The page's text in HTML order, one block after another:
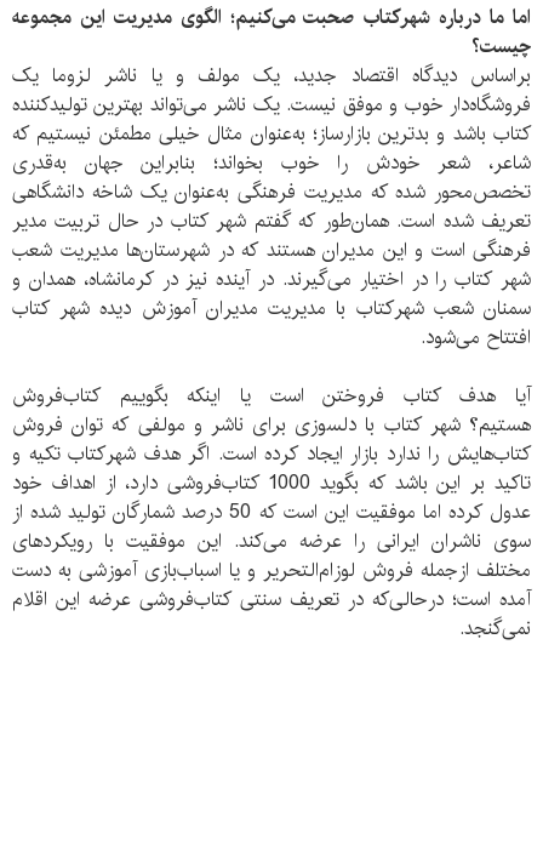
اما ما درباره شهرکتاب صحبت می‌کنیم؛ الگوی مدیریت این مجموعه
چیست؟
براساس دیدگاه اقتصاد جدید، یک مولف و یا ناشر لزوما یک
فروشگاه‌دار خوب و موفق نیست. یک ناشر می‌تواند بهترین تولید‌کننده
کتاب باشد و بد‌ترین بازار‌ساز؛ به‌عنوان مثال خیلی مطمئن نیستیم که
شاعر، شعر خودش را خوب بخواند؛ بنابراین جهان به‌قدری
تخصص‌محور شده که مدیریت فرهنگی به‌عنوان یک شاخه دانشگاهی
تعریف شده است. همان‌طور که گفتم شهر کتاب در حال تربیت مدیر
فرهنگی است و این مدیران هستند که در شهرستان‌ها مدیریت شعب
شهر کتاب را در اختیار می‌گیرند. در آینده نیز در کرمانشاه، همدان و
سمنان شعب شهرکتاب با مدیریت مدیران آموزش دیده شهر کتاب
افتتاح می‌شود.
آیا هدف کتاب فروختن است یا اینکه بگوییم کتاب‌فروش
هستیم؟ شهر کتاب با دلسوزی برای ناشر و مولفی که توان فروش
کتاب‌هایش را ندارد بازار ایجاد کرده است. اگر هدف شهرکتاب تکیه و
تاکید بر این باشد که بگوید 1000 کتاب‌فروشی دارد، از اهداف خود
عدول کرده اما موفقیت این است که 50 درصد شمارگان تولید شده از
سوی ناشران ایرانی را عرضه می‌‌کند. این موفقیت با رویکرد‌های
مختلف از‌جمله فروش لوزام‌التحریر و یا اسباب‌‌بازی آموزشی به دست
آمده است؛ در‌حالی‌‌که در تعریف سنتی کتاب‌فروشی عرضه این اقلام
نمی‌گنجد.